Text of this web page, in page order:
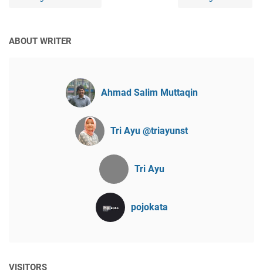
ABOUT WRITER
Ahmad Salim Muttaqin
Tri Ayu @triayunst
Tri Ayu
pojokata
VISITORS